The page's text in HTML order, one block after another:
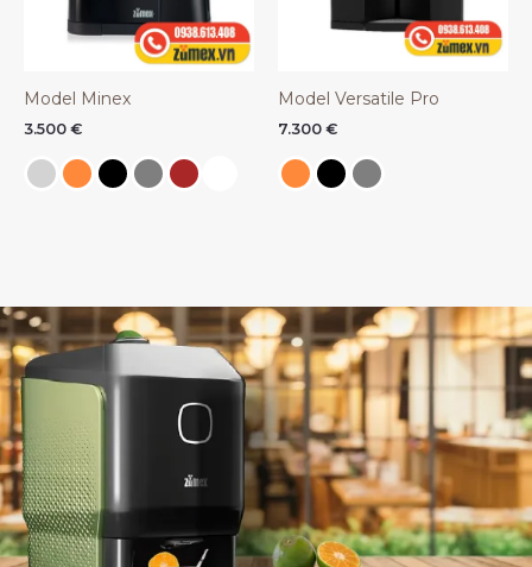
Model Minex
3.500 €
Model Versatile Pro
7.300 €